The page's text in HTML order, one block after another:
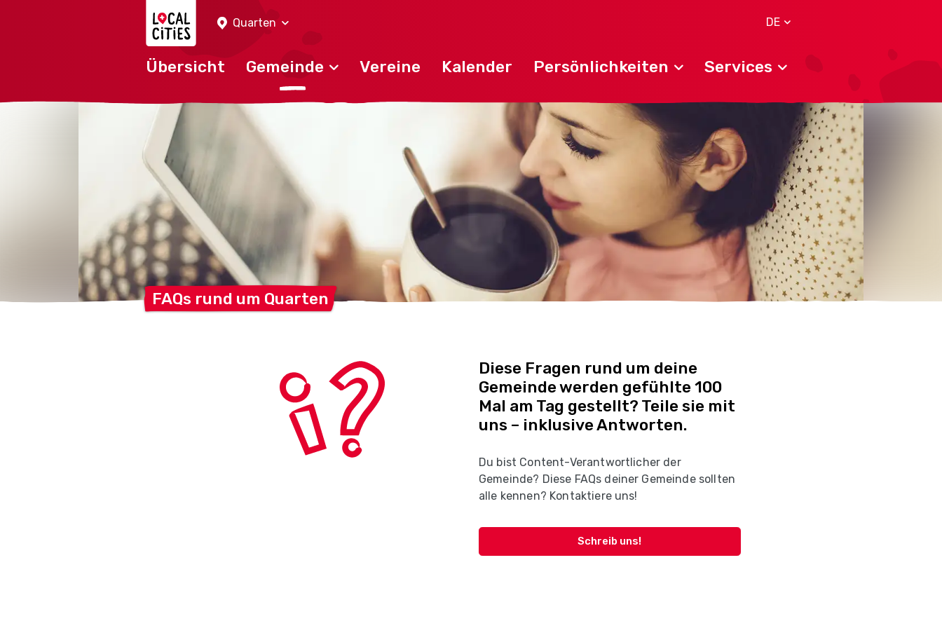
Quarten
DE
Übersicht Gemeinde Vereine Kalender Persönlichkeiten Services
FAQs rund um Quarten
Diese Fragen rund um deine
Gemeinde werden gefühlte 100
Mal am Tag gestellt? Teile sie mit
uns – inklusive Antworten.
Du bist Content-Verantwortlicher der
Gemeinde? Diese FAQs deiner Gemeinde sollten
alle kennen? Kontaktiere uns!
Schreib uns!